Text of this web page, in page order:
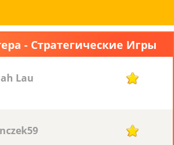
- Стратегические Игры
Lau 7
7